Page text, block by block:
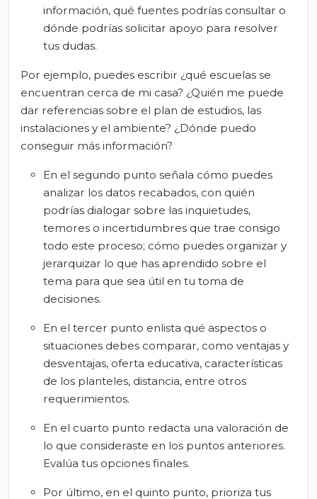
información, qué fuentes podrías consultar o
dónde podrías solicitar apoyo para resolver
tus dudas.
Por ejemplo, puedes escribir ¿qué escuelas se
encuentran cerca de mi casa? ¿Quién me puede
dar referencias sobre el plan de estudios, las
instalaciones y el ambiente? ¿Dónde puedo
conseguir más información?
En el segundo punto señala cómo puedes
analizar los datos recabados, con quién
podrías dialogar sobre las inquietudes,
temores o incertidumbres que trae consigo
todo este proceso; cómo puedes organizar y
jerarquizar lo que has aprendido sobre el
tema para que sea útil en tu toma de
decisiones.
En el tercer punto enlista qué aspectos o
situaciones debes comparar, como ventajas y
desventajas, oferta educativa, características
de los planteles, distancia, entre otros
requerimientos.
En el cuarto punto redacta una valoración de
lo que consideraste en los puntos anteriores.
Evalúa tus opciones finales.
Por último, en el quinto punto, prioriza tus